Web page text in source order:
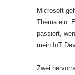
Microsoft
Thema ein:
passiert,
mein IoT
Zwei